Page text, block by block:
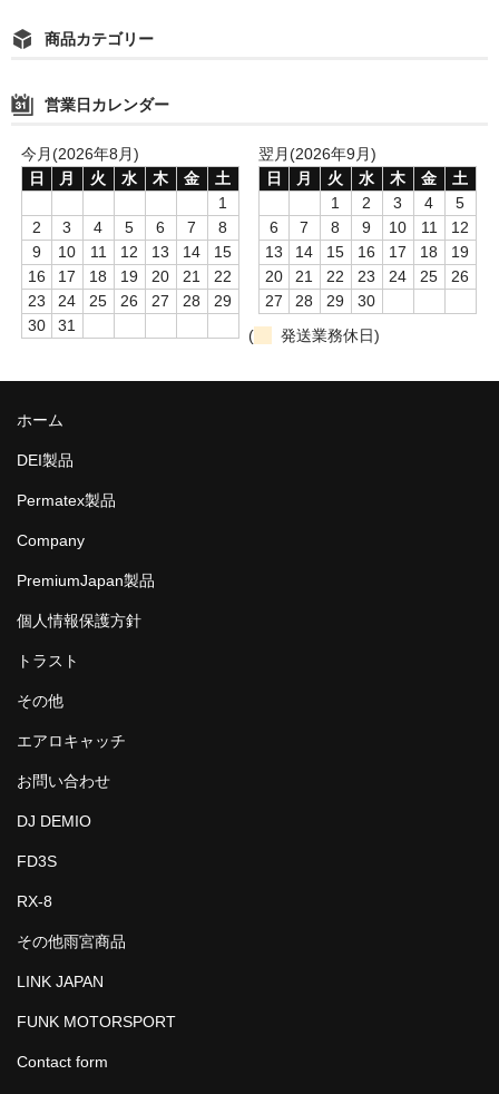
商品カテゴリー
営業日カレンダー
今月(2026年8月)
日
月 火 水 木 金
土
1
2
3 4 5 6 7
8
9
10 11 12 13 14
15
16
17 18 19 20 21
22
23
24 25 26 27 28
29
30
31
翌月(2026年9月)
日
月 火 水 木 金
土
1
2 3 4
5
6
7 8 9 10 11
12
13
14 15 16 17 18
19
20
21 22 23 24 25
26
27
28 29
30
(
発送業務休日)
ホーム
DEI製品
Permatex製品
Company
PremiumJapan製品
個人情報保護方針
トラスト
その他
エアロキャッチ
お問い合わせ
DJ DEMIO
FD3S
RX-8
その他雨宮商品
LINK JAPAN
FUNK MOTORSPORT
Contact form